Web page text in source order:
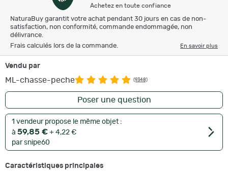
Achetez en toute confiance
NaturaBuy garantit votre achat pendant 30 jours en cas de non-
satisfaction, non conformité, commande endommagée, non
délivrance.
Frais calculés lors de la commande.
En savoir plus
Vendu par
ML-chasse-peche (9348)
Poser une question
1 vendeur propose le même objet :
à 59,85 € + 4,22 €
par snipe60
Caractéristiques principales